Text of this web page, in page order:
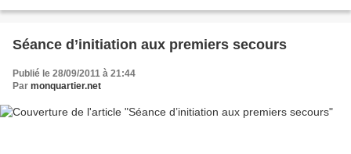
Séance d’initiation aux premiers secours
Publié le 28/09/2011 à 21:44
Par monquartier.net